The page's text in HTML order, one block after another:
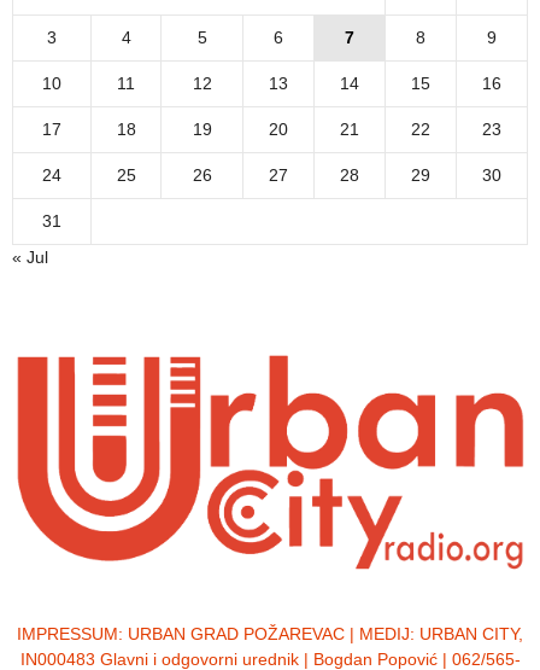
3 4 5 6 7 8 9
10 11 12 13 14 15 16
17 18 19 20 21 22 23
24 25 26 27 28 29 30
31
« Jul
IMPRESSUM: URBAN GRAD POŽAREVAC | MEDIJ: URBAN CITY,
IN000483 Glavni i odgovorni urednik | Bogdan Popović | 062/565-